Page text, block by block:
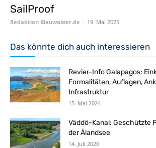
SailProof
Redaktion Blauwasser.de - 19. Mai 2025
Das könnte dich auch interessieren
Revier-Info Galapagos:
Formalitäten, Auflagen,
Infrastruktur
15. Mai 2024
Väddö-Kanal: Geschützte
der Ålandsee
14. Juli 2026